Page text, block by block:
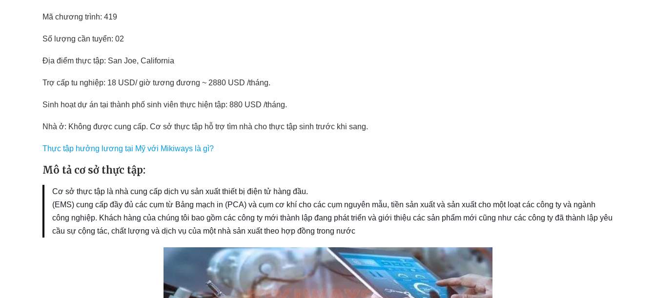
Mã chương trình: 419
Số lượng cần tuyển: 02
Địa điểm thực tập: San Joe, California
Trợ cấp tu nghiệp: 18 USD/ giờ tương đương ~ 2880 USD /tháng.
Sinh hoạt dự án tại thành phố sinh viên thực hiện tập: 880 USD /tháng.
Nhà ở: Không được cung cấp. Cơ sở thực tập hỗ trợ tìm nhà cho thực tập sinh trước khi sang.
Thực tập hưởng lương tại Mỹ với Mikiways là gì?
Mô tả cơ sở thực tập:
Cơ sở thực tập là nhà cung cấp dịch vụ sản xuất thiết bị điện tử hàng đầu.
(EMS) cung cấp đầy đủ các cụm từ Bảng mạch in (PCA) và cụm cơ khí cho các cụm nguyên mẫu, tiền sản xuất và sản xuất cho một loạt các công ty và ngành
công nghiệp. Khách hàng của chúng tôi bao gồm các công ty mới thành lập đang phát triển và giới thiệu các sản phẩm mới cũng như các công ty đã thành lập yêu
cầu sự cộng tác, chất lượng và dịch vụ của một nhà sản xuất theo hợp đồng trong nước